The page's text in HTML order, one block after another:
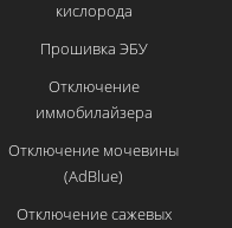
кислорода
Прошивка ЭБУ
Отключение
иммобилайзера
Отключение мочевины
(AdBlue)
Отключение сажевых